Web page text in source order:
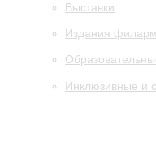
Выставки
Издания
Инклюзивные и